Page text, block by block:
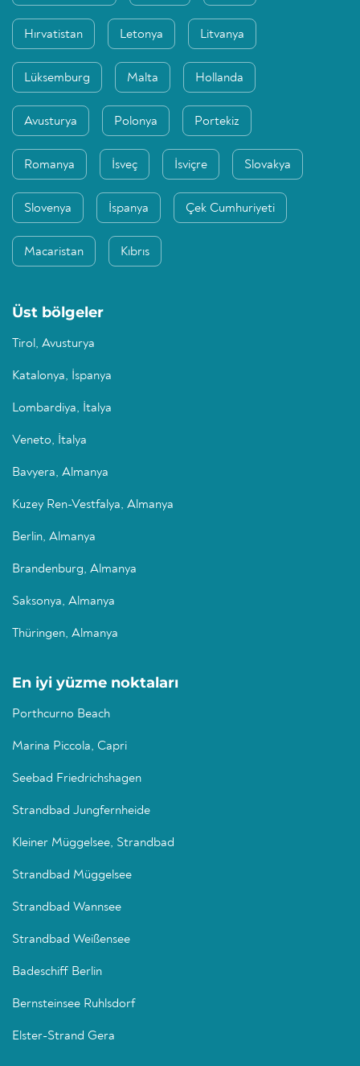
Hırvatistan Letonya Litvanya
Lüksemburg Malta Hollanda
Avusturya Polonya Portekiz
Romanya İsveç İsviçre Slovakya
Slovenya İspanya Çek Cumhuriyeti
Macaristan Kıbrıs
Üst bölgeler
Tirol, Avusturya
Katalonya, İspanya
Lombardiya, İtalya
Veneto, İtalya
Bavyera, Almanya
Kuzey Ren-Vestfalya, Almanya
Berlin, Almanya
Brandenburg, Almanya
Saksonya, Almanya
Thüringen, Almanya
En iyi yüzme noktaları
Porthcurno Beach
Marina Piccola, Capri
Seebad Friedrichshagen
Strandbad Jungfernheide
Kleiner Müggelsee, Strandbad
Strandbad Müggelsee
Strandbad Wannsee
Strandbad Weißensee
Badeschiff Berlin
Bernsteinsee Ruhlsdorf
Elster-Strand Gera